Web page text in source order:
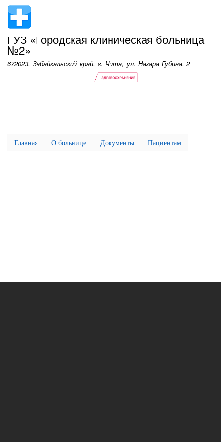
содержанию
ГУЗ «Городская клиническая больница
№2»
672023, Забайкальский край, г. Чита, ул. Назара Губина, 2
Главная О больнице Документы Пациентам